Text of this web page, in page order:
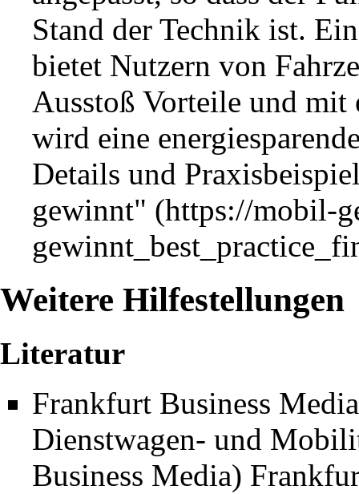
Stand der Technik ist.
bietet Nutzern von
Ausstoß Vorteile und
wird eine
Details und
gewinnt"
Weitere Hilfestellungen
Literatur
Frankfurt Business
Dienstwagen- und
Business Media)